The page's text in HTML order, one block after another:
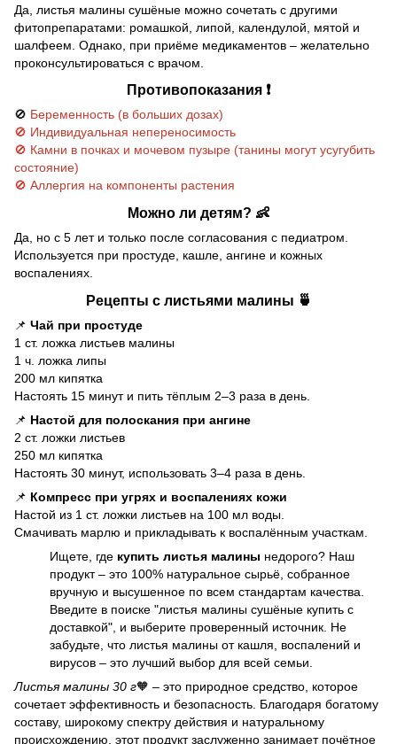
Да, листья малины сушёные можно сочетать с другими
фитопрепаратами: ромашкой, липой, календулой, мятой и
шалфеем. Однако, при приёме медикаментов – желательно
проконсультироваться с врачом.
Противопоказания ❗
🚫 Беременность (в больших дозах)
🚫 Индивидуальная непереносимость
🚫 Камни в почках и мочевом пузыре (танины могут усугубить
состояние)
🚫 Аллергия на компоненты растения
Можно ли детям? 👶
Да, но с 5 лет и только после согласования с педиатром.
Используется при простуде, кашле, ангине и кожных
воспалениях.
Рецепты с листьями малины 🍵
📌 Чай при простуде
1 ст. ложка листьев малины
1 ч. ложка липы
200 мл кипятка
Настоять 15 минут и пить тёплым 2–3 раза в день.
📌 Настой для полоскания при ангине
2 ст. ложки листьев
250 мл кипятка
Настоять 30 минут, использовать 3–4 раза в день.
📌 Компресс при угрях и воспалениях кожи
Настой из 1 ст. ложки листьев на 100 мл воды.
Смачивать марлю и прикладывать к воспалённым участкам.
Ищете, где купить листья малины недорого? Наш
продукт – это 100% натуральное сырьё, собранное
вручную и высушенное по всем стандартам качества.
Введите в поиске "листья малины сушёные купить с
доставкой", и выберите проверенный источник. Не
забудьте, что листья малины от кашля, воспалений и
вирусов – это лучший выбор для всей семьи.
Листья малины 30 г🧡 – это природное средство, которое
сочетает эффективность и безопасность. Благодаря богатому
составу, широкому спектру действия и натуральному
происхождению, этот продукт заслуженно занимает почётное